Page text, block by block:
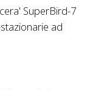
SuperBird-7
ad